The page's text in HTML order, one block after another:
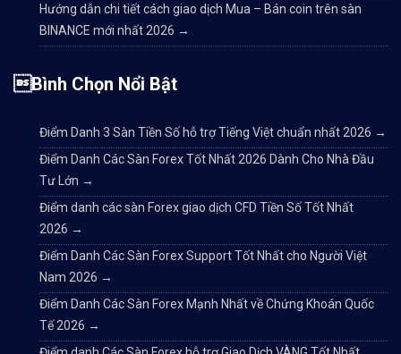
Hướng dẫn chi tiết cách giao dịch Mua – Bán coin trên sàn
BINANCE mới nhất 2026 →
Bình Chọn Nổi Bật
Điểm Danh 3 Sàn Tiền Số hỗ trợ Tiếng Việt chuẩn nhất 2026 →
Điểm Danh Các Sàn Forex Tốt Nhất 2026 Dành Cho Nhà Đầu
Tư Lớn →
Điểm danh các sàn Forex giao dịch CFD Tiền Số Tốt Nhất
2026 →
Điểm Danh Các Sàn Forex Support Tốt Nhất cho Người Việt
Nam 2026 →
Điểm Danh Các Sàn Forex Mạnh Nhất về Chứng Khoán Quốc
Tế 2026 →